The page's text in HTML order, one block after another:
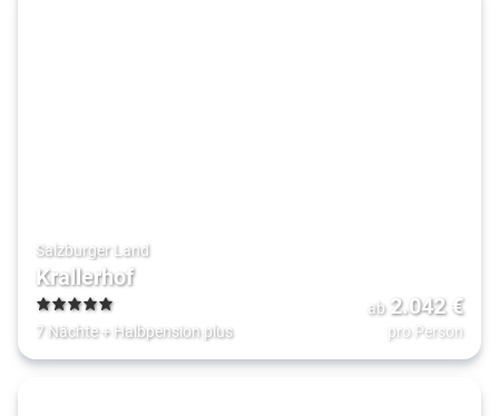
Salzburger Land
Krallerhof
5
7 Nächte+ Halbpension plus
ab 2.042€
pro Person